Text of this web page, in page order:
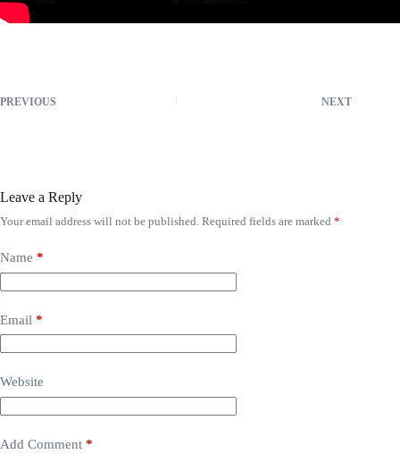
PREVIOUS NEXT
Leave a Reply
Your email address will not be published. Required fields are marked *
Name *
Email *
Website
Add Comment *